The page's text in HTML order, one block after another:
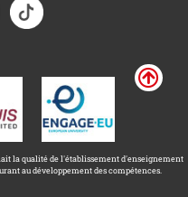
la qualité de l'établissement d'enseignement
au développement des compétences.